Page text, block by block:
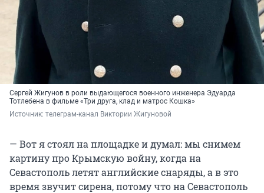
Сергей Жигунов в роли выдающегося военного инженера Эдуарда
Тотлебена в фильме «Три друга, клад и матрос Кошка»
Источник: телеграм-канал Виктории Жигуновой
— Вот я стоял на площадке и думал: мы снимем
картину про Крымскую войну, когда на
Севастополь летят английские снаряды, а в это
время звучит сирена, потому что на Севастополь